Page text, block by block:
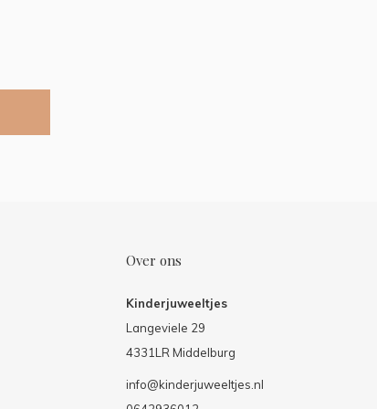
Over ons
Kinderjuweeltjes
Langeviele 29
4331LR Middelburg
info@kinderjuweeltjes.nl